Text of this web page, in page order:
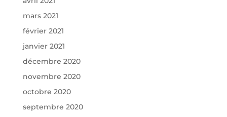
mars 2021
février 2021
janvier 2021
décembre 2020
novembre 2020
octobre 2020
septembre 2020